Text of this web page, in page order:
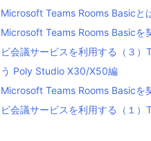
Microsoft Teams Rooms Basicと
Microsoft Teams Rooms Basicを
ビ会議サービスを利用する（３）
う Poly Studio X30/X50編
Microsoft Teams Rooms Basicを
ビ会議サービスを利用する（１）